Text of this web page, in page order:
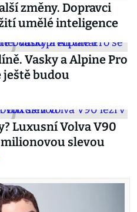
změny. Dopravci
umělé inteligence
Vasky a Alpine Pro
ještě budou
Luxusní Volva V90
slevou